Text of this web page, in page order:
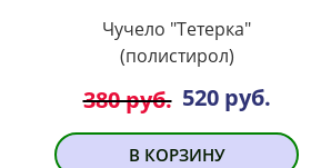
Чучело "Тетерка"
(полистирол)
380 руб. 520 руб.
В КОРЗИНУ